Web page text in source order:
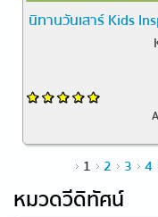
นิทานวันเสาร์ Kids
1 2 3 4
หมวดวีดิทัศน์